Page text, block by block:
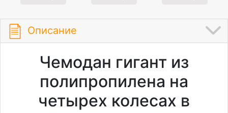
Описание
Чемодан гигант из
полипропилена на
четырех колесах в